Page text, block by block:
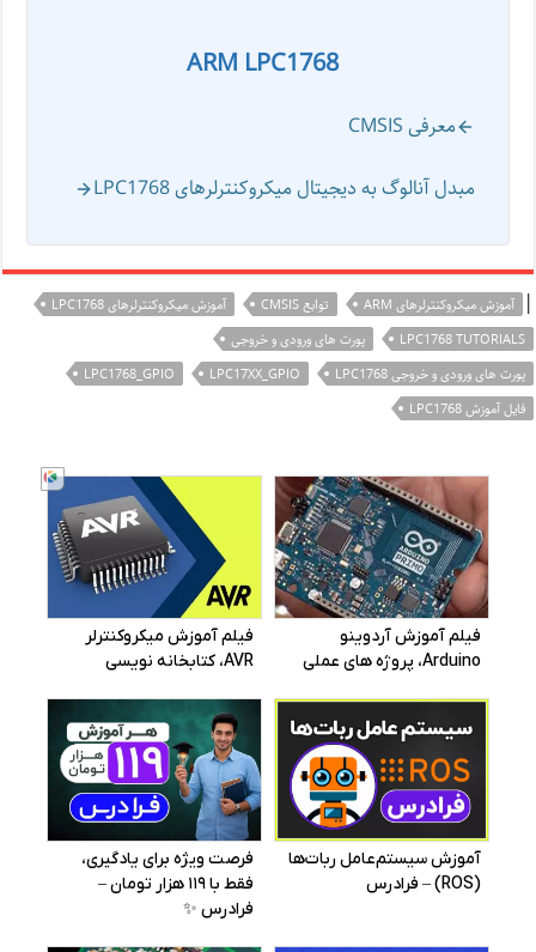
ARM LPC1768
معرفی CMSIS
مبدل آنالوگ به دیجیتال میکروکنترلرهای LPC1768
| آموزش میکروکنترلرهای ARM توابع CMSIS
آموزش میکروکنترلرهای LPC1768
LPC1768 TUTORIALS
پورت های ورودی و خروجی
پورت های ورودی و خروجی LPC1768
LPC17XX_GPIO
LPC1768_GPIO
فایل آموزش LPC1768